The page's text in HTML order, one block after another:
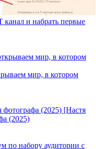
и набрать первые
мир, в котором
[Настя
(2025)